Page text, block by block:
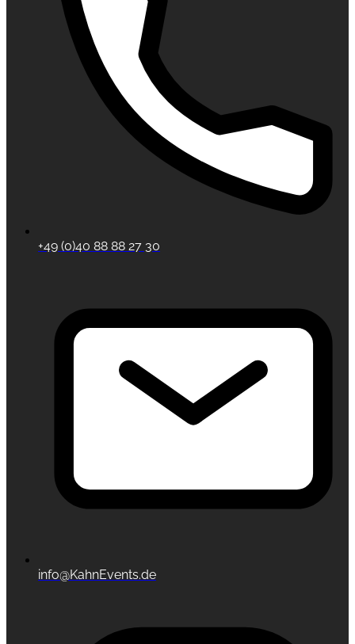
+49 (0)40 88 88 27 30
info@KahnEvents.de